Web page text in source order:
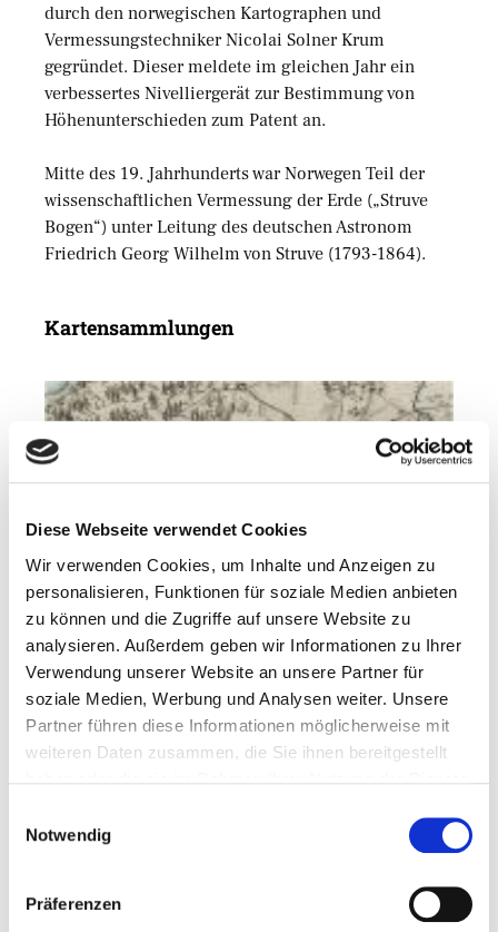
Diese Webseite verwendet Cookies
Wir verwenden Cookies, um Inhalte und Anzeigen zu
personalisieren, Funktionen für soziale Medien anbieten
zu können und die Zugriffe auf unsere Website zu
analysieren. Außerdem geben wir Informationen zu Ihrer
Verwendung unserer Website an unsere Partner für
soziale Medien, Werbung und Analysen weiter. Unsere
Partner führen diese Informationen möglicherweise mit
weiteren Daten zusammen, die Sie ihnen bereitgestellt
Notwendig
Präferenzen
durch den norwegischen Kartographen und
Vermessungstechniker Nicolai Solner Krum
gegründet. Dieser meldete im gleichen Jahr ein
verbessertes Nivelliergerät zur Bestimmung von
Höhenunterschieden zum Patent an.
Mitte des 19. Jahrhunderts war Norwegen Teil der
wissenschaftlichen Vermessung der Erde („Struve
Bogen“) unter Leitung des deutschen Astronom
Friedrich Georg Wilhelm von Struve (1793-1864).
Kartensammlungen
Die meisten historischenNorwegenkarten sind über
dieHomepagedes norwegischenKartverketfrei
zugänglich. DieSammlung umfasst 10.000
historische Landkarten, die ältesten aus dem 18.
Jahrhundert, und 500 historische Seekarten, die
ältesten aus dem 16. Jahrhundert.
(Quadratmeilenkarten), aus der Zeit von 1774 bis
Norwegische